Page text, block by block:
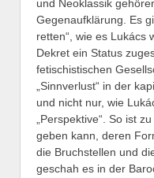
und Neoklassik
Gegenaufklärung. Es
retten“, wie es Lukács
Dekret ein Status
fetischistischen
„Sinnverlust“ in der
und nicht nur, wie
„Perspektive“. So ist
geben kann, deren
die Bruchstellen und
geschah es in der